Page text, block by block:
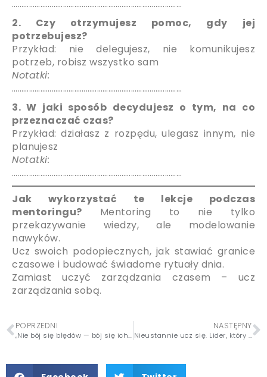
………………………………………………………………………………
2. Czy otrzymujesz pomoc, gdy jej
potrzebujesz?
Przykład: nie delegujesz, nie komunikujesz
potrzeb, robisz wszystko sam
Notatki:
………………………………………………………………………………
3. W jaki sposób decydujesz o tym, na co
przeznaczać czas?
Przykład: działasz z rozpędu, ulegasz innym, nie
planujesz
Notatki:
………………………………………………………………………………
Jak wykorzystać te lekcje podczas
mentoringu? Mentoring to nie tylko
przekazywanie wiedzy, ale modelowanie
nawyków.
Ucz swoich podopiecznych, jak stawiać granice
czasowe i budować świadome rytuały dnia.
Zamiast uczyć zarządzania czasem – ucz
zarządzania sobą.
POPRZEDNI
„Nie bój się błędów — bój się ich nie zauważać” (12/25)
NASTĘPNY
Nieustannie ucz się. Lider, który przestaje się uczyć – przestaje prowadzić (14/25)